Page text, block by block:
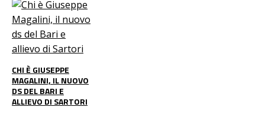
CHI È GIUSEPPE
MAGALINI, IL NUOVO
DS DEL BARI E
ALLIEVO DI SARTORI